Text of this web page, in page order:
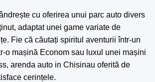
cu oferirea unui parc auto divers
adaptat unei game variate de
Fie că căutați spiritul aventurii într-un
o mașină Econom sau luxul unei mașini
arenda auto in Chisinau oferită de
cerințele.